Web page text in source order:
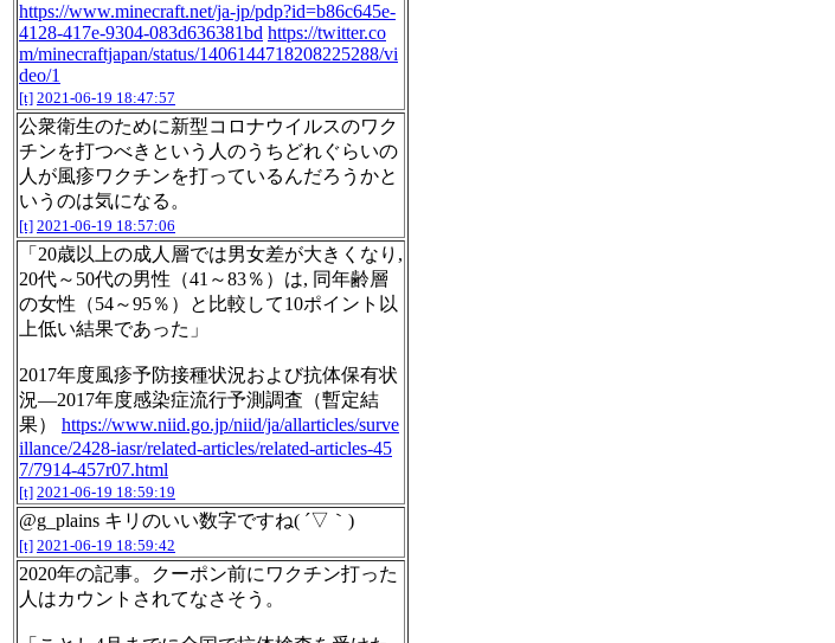
https://www.minecraft.net/ja-jp/pdp?id=b86c645e-
4128-417e-9304-083d636381bd https://twitter.co
m/minecraftjapan/status/1406144718208225288/vi
deo/1
[t] 2021-06-19 18:47:57
公衆衛生のために新型コロナウイルスのワク
チンを打つべきという人のうちどれぐらいの
人が風疹ワクチンを打っているんだろうかと
いうのは気になる。
[t] 2021-06-19 18:57:06
「20歳以上の成人層では男女差が大きくなり,
20代～50代の男性（41～83％）は, 同年齢層
の女性（54～95％）と比較して10ポイント以
上低い結果であった」
2017年度風疹予防接種状況および抗体保有状
況―2017年度感染症流行予測調査（暫定結
果） https://www.niid.go.jp/niid/ja/allarticles/surve
illance/2428-iasr/related-articles/related-articles-45
7/7914-457r07.html
[t] 2021-06-19 18:59:19
@g_plains キリのいい数字ですね( ´▽｀)
[t] 2021-06-19 18:59:42
2020年の記事。クーポン前にワクチン打った
人はカウントされてなさそう。